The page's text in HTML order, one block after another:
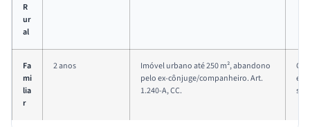
R
ur
al
Fa
mi
lia
r
2 anos
Imóvel urbano até 250 m², abandono
pelo ex-cônjuge/companheiro. Art.
1.240-A, CC.
s